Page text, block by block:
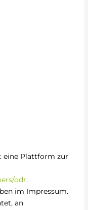
eine Plattform zur
odr.
im Impressum.
an